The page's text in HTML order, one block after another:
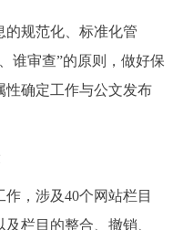
PORTUGUÊS
规范化、标准化管
谁审查”的原则，做好保
性确定工作与公文发布
，涉及40个网站栏目
栏目的整合、撤销、